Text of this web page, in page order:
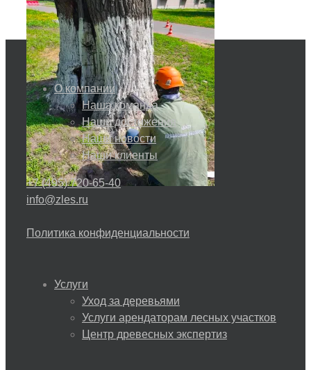
О компании
Наша команда
Наши достижения
Наши новости
Наши клиенты
+7 (495) 720-65-40
info@zles.ru
Политика конфиденциальности
Услуги
Уход за деревьями
Услуги арендаторам лесных участков
Центр древесных экспертиз